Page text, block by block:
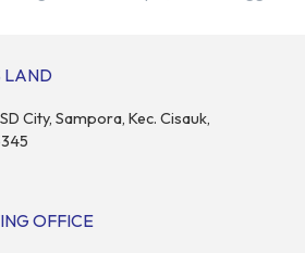
[…]
LAND
City, Sampora, Kec. Cisauk,
OFFICE